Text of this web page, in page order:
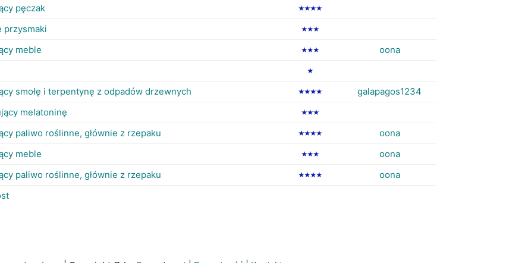
pęczak ★★★★
przysmaki ★★★
meble ★★★ oona
★
smołę i terpentynę z odpadów drzewnych ★★★★ galapagos1234
melatoninę ★★★
paliwo roślinne, głównie z rzepaku ★★★★ oona
meble ★★★ oona
paliwo roślinne, głównie z rzepaku ★★★★ oona